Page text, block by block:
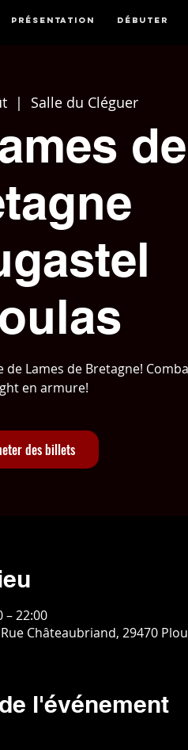
Présentation Débuter
  |
Salle du Cléguer
de
de Lames de Bretagne!
en armure!
des billets
– 22:00
Châteaubriand, 29470
l'événement